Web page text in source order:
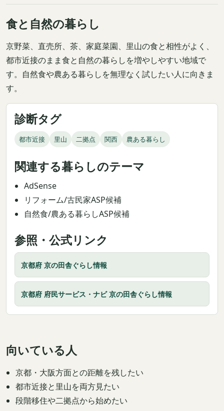
食と自然の暮らし
京野菜、直売所、茶、家庭菜園、里山の食と相性がよく、
都市近接のまま食と自然の暮らしを増やしやすい地域で
す。自然食や農ある暮らしを無理なく試したい人に向きま
す。
診断タグ
都市近接 里山 二拠点 関西 農ある暮らし
関連する暮らしのテーマ
AdSense
リフォーム/古民家ASP候補
自然食/農ある暮らしASP候補
参照・公式リンク
京都府 京の田舎ぐらし情報
京都府 府民サービス・ナビ 京の田舎ぐらし情報
向いている人
京都・大阪方面との距離を残したい
都市近接と里山を両方見たい
段階移住や二拠点から始めたい